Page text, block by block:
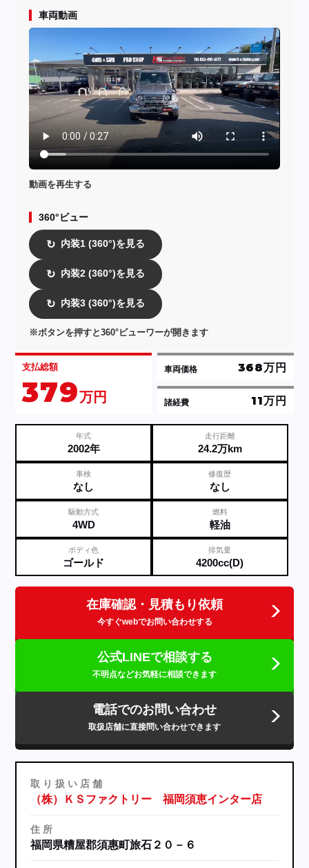
車両動画
動画を再生する
360°ビュー
↻ 内装1 (360°)を見る
↻ 内装2 (360°)を見る
↻ 内装3 (360°)を見る
※ボタンを押すと360°ビューワーが開きます
支払総額
379万円 諸経費 11万円
車両価格 368万円
年式
2002年
走行距離
24.2万km
車検
なし
修復歴
なし
駆動方式
4WD
燃料
軽油
ボディ色
ゴールド
排気量
4200cc(D)
在庫確認・見積もり依頼
今すぐwebでお問い合わせする
公式LINEで相談する
不明点などお気軽に相談できます
電話でのお問い合わせ
取扱店舗に直接問い合わせできます
取 り 扱 い 店 舗
（株）ＫＳファクトリー 福岡須恵インター店
住 所
福岡県糟屋郡須惠町旅石２０－６